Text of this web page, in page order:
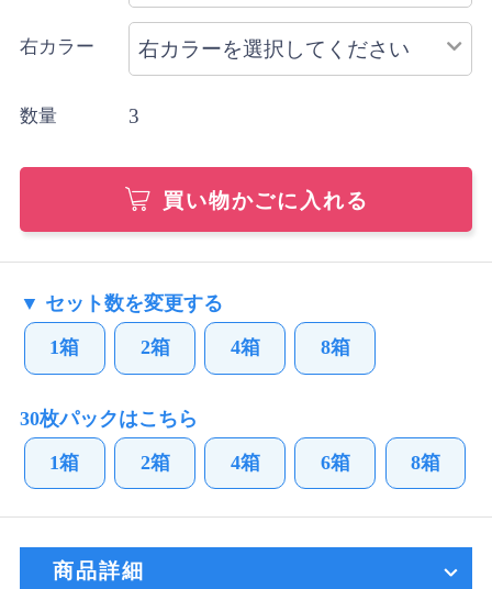
右カラー
数量 3
買い物かごに入れる
▼ セット数を変更する
1箱 2箱 4箱 8箱
30枚パックはこちら
1箱 2箱 4箱 6箱 8箱
商品詳細